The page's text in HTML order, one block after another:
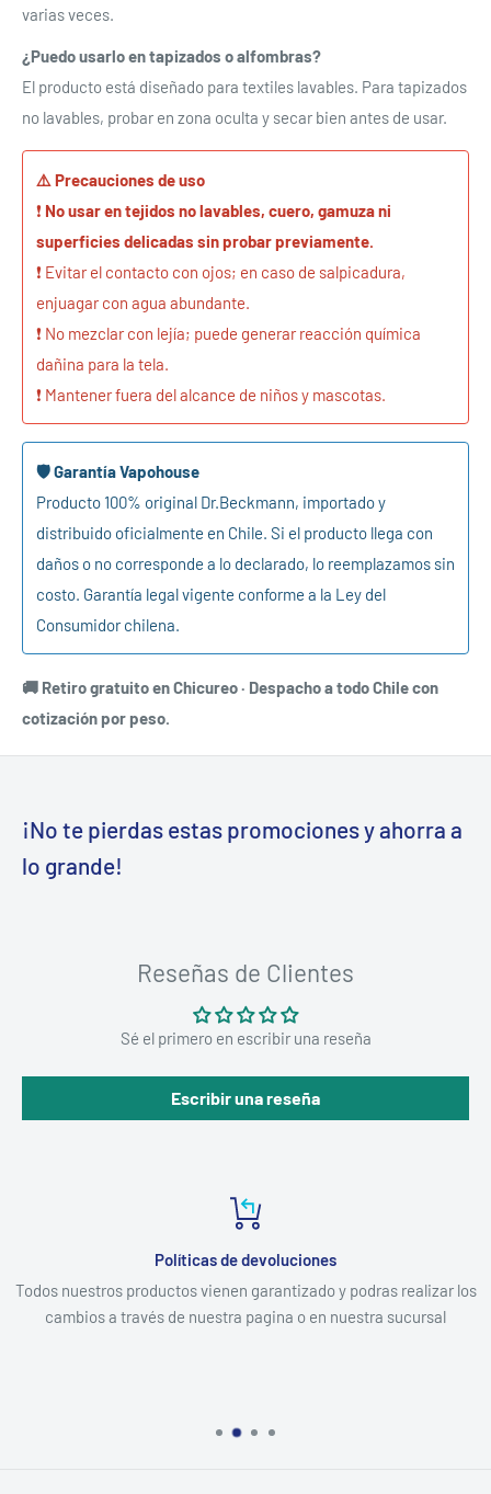
varias veces.
¿Puedo usarlo en tapizados o alfombras?
El producto está diseñado para textiles lavables. Para tapizados
no lavables, probar en zona oculta y secar bien antes de usar.
⚠️ Precauciones de uso
❗ No usar en tejidos no lavables, cuero, gamuza ni
superficies delicadas sin probar previamente.
❗ Evitar el contacto con ojos; en caso de salpicadura,
enjuagar con agua abundante.
❗ No mezclar con lejía; puede generar reacción química
dañina para la tela.
❗ Mantener fuera del alcance de niños y mascotas.
🛡️ Garantía Vapohouse
Producto 100% original Dr.Beckmann, importado y
distribuido oficialmente en Chile. Si el producto llega con
daños o no corresponde a lo declarado, lo reemplazamos sin
costo. Garantía legal vigente conforme a la Ley del
Consumidor chilena.
🚚 Retiro gratuito en Chicureo · Despacho a todo Chile con
cotización por peso.
¡No te pierdas estas promociones y ahorra a
lo grande!
Reseñas de Clientes
Sé el primero en escribir una reseña
Escribir una reseña
Políticas de devoluciones
Todos nuestros productos vienen garantizado y podras realizar los
cambios a través de nuestra pagina o en nuestra sucursal